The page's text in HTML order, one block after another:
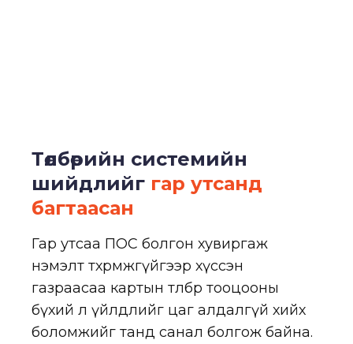
Төлбөрийн системийн
шийдлийг гар утсанд
багтаасан
Гар утсаа ПОС болгон хувиргаж
нэмэлт төхөөрөмжгүйгээр хүссэн
газраасаа картын төлбөр тооцооны
бүхий л үйлдлийг цаг алдалгүй хийх
боломжийг танд санал болгож байна.